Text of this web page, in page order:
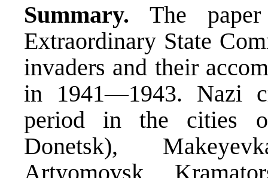
Summary. The
Extraordinary State
invaders and their
in 1941—1943. Nazi
period in the cities
Donetsk),
Artyomovsk,